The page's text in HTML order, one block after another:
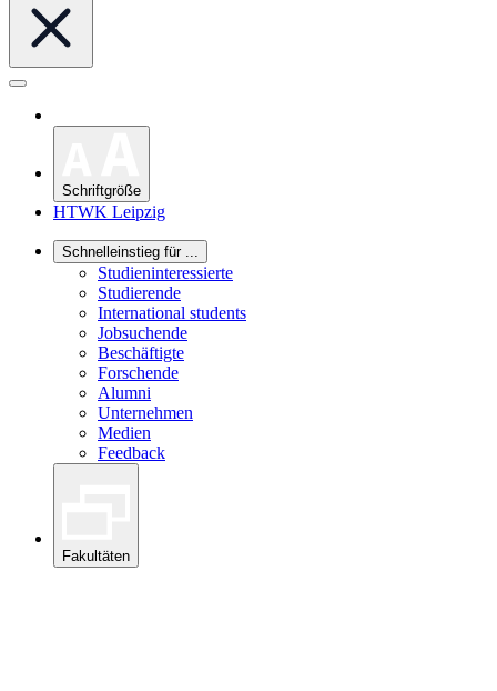
Schriftgröße
HTWK Leipzig
Schnelleinstieg für ...
Studieninteressierte
Studierende
International students
Jobsuchende
Beschäftigte
Forschende
Alumni
Unternehmen
Medien
Feedback
Fakultäten